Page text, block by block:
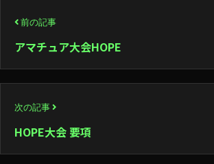
稿
ナ
ビ
ゲ
ー
前の記事
アマチュア大会HOPE
次の記事
HOPE大会 要項